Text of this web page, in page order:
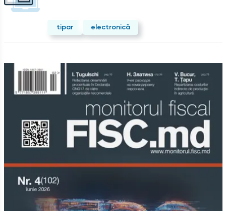
tipar electronică